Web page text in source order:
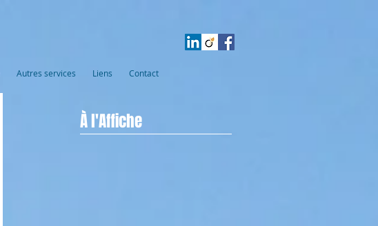
Autres services Liens Contact
À l'Affiche